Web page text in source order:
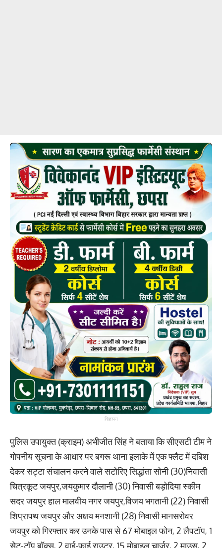
विज्ञापन
पुलिस उपायुक्त (क्राइम) अभीजीत सिंह ने बताया कि सीएसटी टीम ने
गोपनीय सूचना के आधार पर बगरू थाना इलाके में एक फ्लैट में दबिश
देकर सट्टा संचालन करने वाले सटोरिए सिद्धांता सोनी (30)निवासी
चित्रकूट जयपुर,जयकुमार दौलानी (30) निवासी बड़ोदिया स्कीम
सदर जयपुर हाल मालवीय नगर जयपुर,विजय भगतानी (22) निवासी
शिप्रापथ जयपुर और अक्षय मनशानी (28) निवासी मानसरोवर
जयपुर को गिरफ्तार कर उनके पास से 67 मोबाइल फोन, 2 लैपटॉप, 1
सेट-टॉप बॉक्स, 2 वाई-फाई राउटर, 15 मोबाइल चार्जर, 2 माउस, 2